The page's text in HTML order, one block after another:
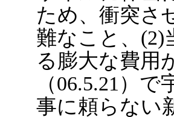
ため、衝突さ
難なこと、(2)
る膨大な費用
（06.5.21）
事に頼らない